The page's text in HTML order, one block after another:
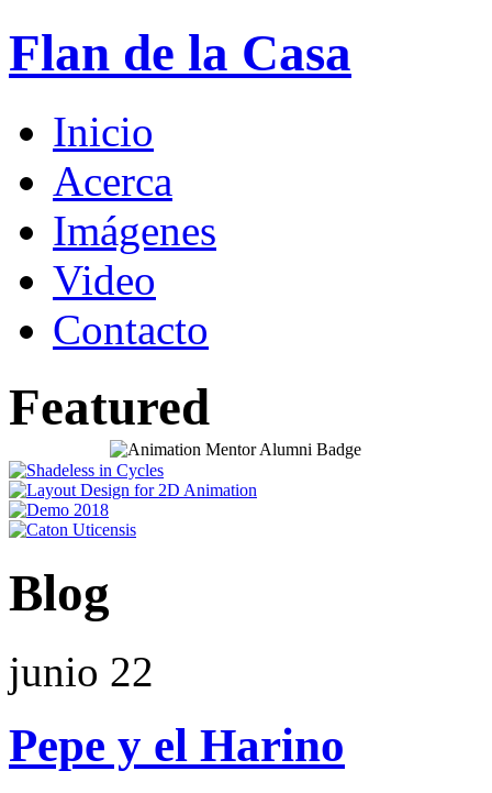
Flan de la Casa
Inicio
Acerca
Imágenes
Video
Contacto
Featured
Blog
junio 22
Pepe y el Harino